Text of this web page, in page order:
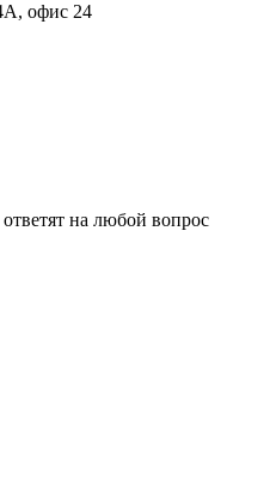
офис 24
на любой вопрос